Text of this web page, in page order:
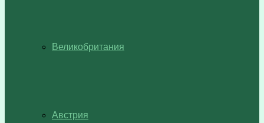
Великобритания
Австрия